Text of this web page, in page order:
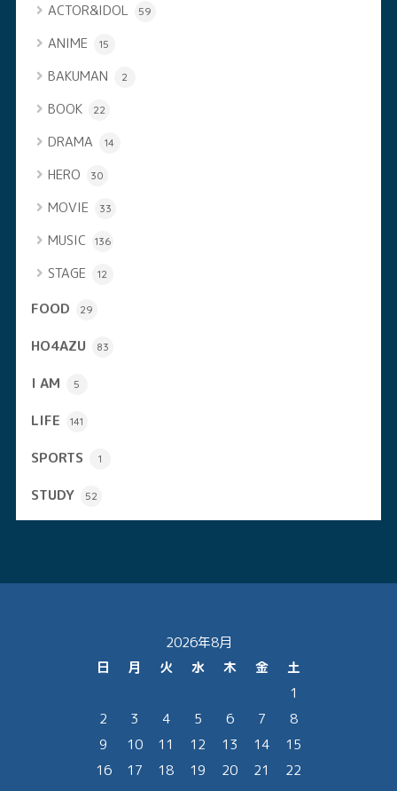
ACTOR&IDOL 59
ANIME 15
BAKUMAN 2
BOOK 22
DRAMA 14
HERO 30
MOVIE 33
MUSIC 136
STAGE 12
FOOD 29
HO4AZU 83
I AM 5
LIFE 141
SPORTS 1
STUDY 52
2026年8月
日
月 火 水 木 金
土
1
2
3 4 5 6 7
8
9
10 11 12 13 14
15
16
17 18 19 20 21
22